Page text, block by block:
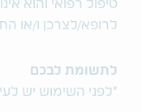
טיפול רפואי והוא
לרופא/לצרכן ו/או
לתשומת לבכם
*לפני השימוש יש